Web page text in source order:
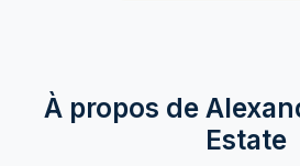
À propos de
Estate